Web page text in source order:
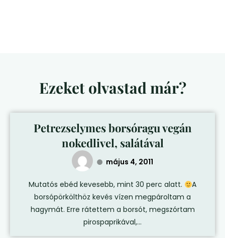
Ezeket olvastad már?
Petrezselymes borsóragu vegán
nokedlivel, salátával
május 4, 2011
Mutatós ebéd kevesebb, mint 30 perc alatt.
A
borsópörkölthöz kevés vízen megpároltam a
hagymát. Erre rátettem a borsót, megszórtam
pirospaprikával,...